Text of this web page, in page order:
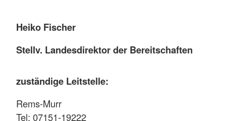
Heiko Fischer
Stellv. Landesdirektor der Bereitschaften
zuständige Leitstelle:
Rems-Murr
Tel: 07151-19222